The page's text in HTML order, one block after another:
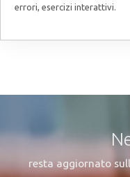
errori, esercizi interattivi.
resta aggiornato